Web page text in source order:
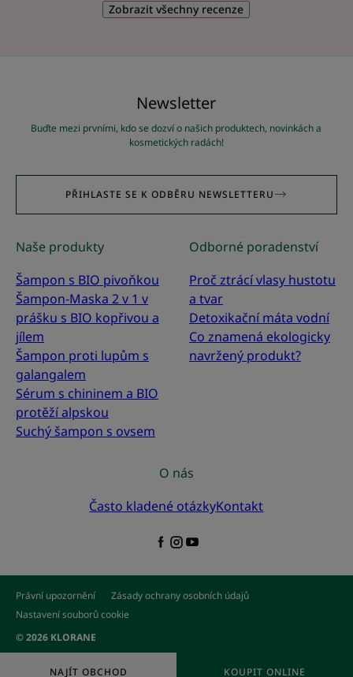
NAJÍT OBCHOD KOUPIT ONLINE
Zobrazit všechny recenze
Newsletter
Buďte mezi prvními, kdo se dozví o našich produktech, novinkách a
kosmetických radách!
PŘIHLASTE SE K ODBĚRU NEWSLETTERU
Naše produkty
Šampon s BIO pivoňkou
Šampon-Maska 2 v 1 v
prášku s BIO kopřivou a
jílem
Šampon proti lupům s
galangalem
Sérum s chininem a BIO
protěží alpskou
Suchý šampon s ovsem
Odborné poradenství
Proč ztrácí vlasy hustotu
a tvar
Detoxikační máta vodní
Co znamená ekologicky
navržený produkt?
O nás
Často kladené otázkyKontakt
Právní upozornění
Zásady ochrany osobních údajů
Nastavení souborů cookie
© 2026 KLORANE